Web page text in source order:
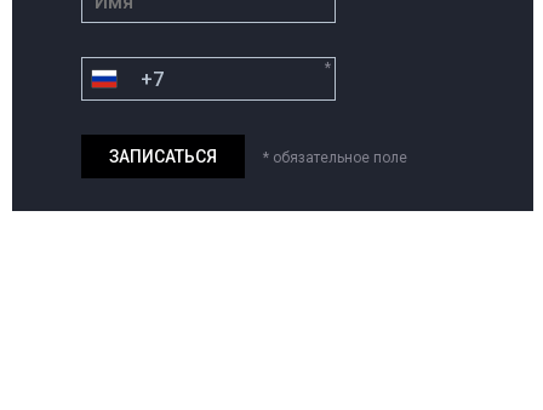
*
* обязательное поле